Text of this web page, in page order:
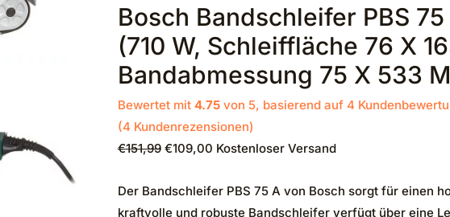
Bosch Bandschleifer PBS
(710 W, Schleiffläche 76 X
Bandabmessung 75 X 533
Bewertet mit 4.75von 5, basierend auf 4
(4 Kundenrezensionen)
€151,99 €109,00 Kostenloser Versand
Der Bandschleifer PBS 75 A von Bosch sorgt für einen
kraftvolle und robuste Bandschleifer verfügt über eine